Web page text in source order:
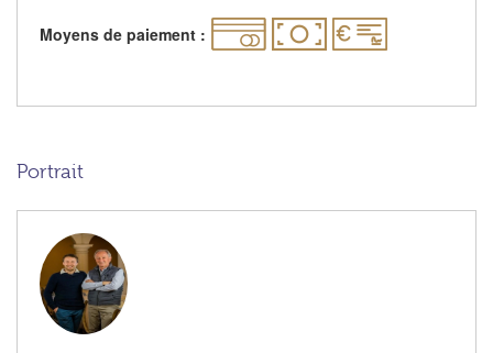
Moyens de paiement :
Portrait